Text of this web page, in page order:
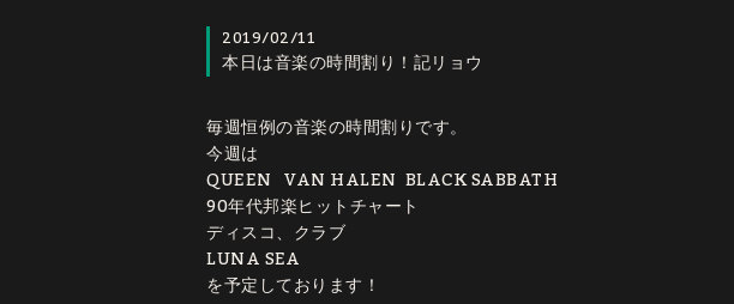
2019/02/11
本日は音楽の時間割り！記リョウ
毎週恒例の音楽の時間割りです。
今週は
QUEEN VAN HALEN BLACK SABBATH
90年代邦楽ヒットチャート
ディスコ、クラブ
LUNA SEA
を予定しております！